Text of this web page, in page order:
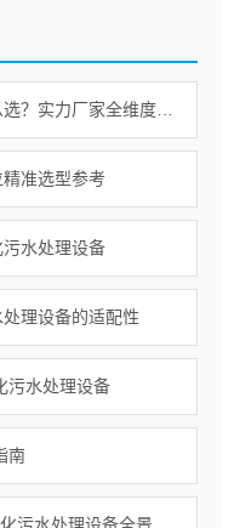
准选型参考
水处理设备
理设备的适配性
污水处理设备
南